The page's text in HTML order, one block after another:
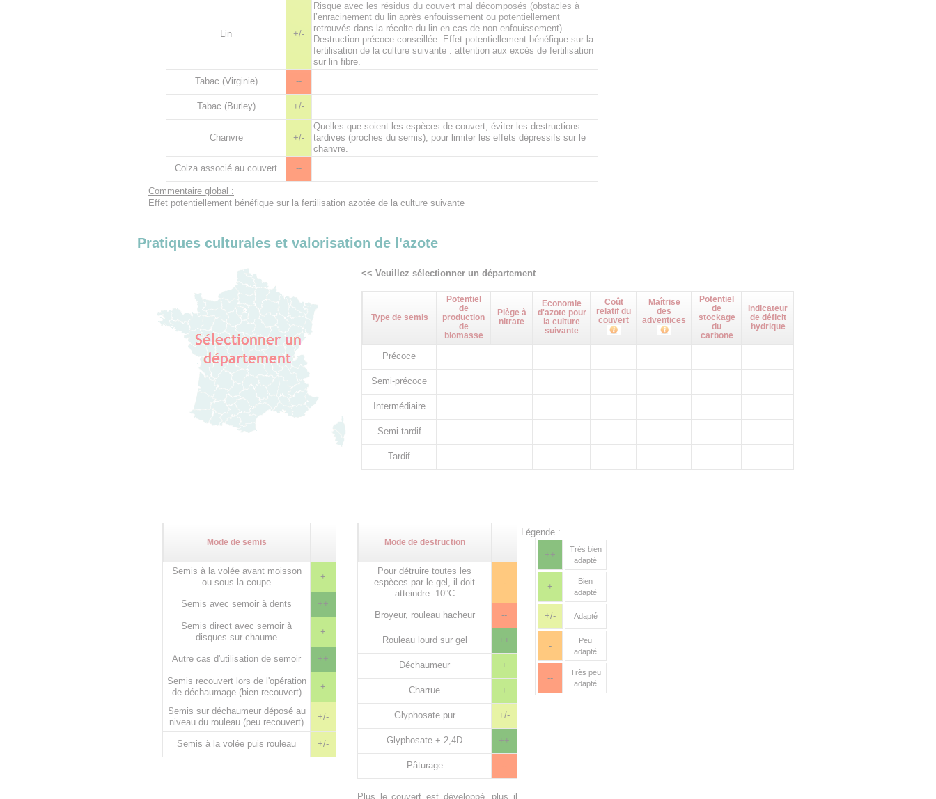
Lin +/-
Risque avec les résidus du couvert mal décomposés (obstacles à
l’enracinement du lin après enfouissement ou potentiellement
retrouvés dans la récolte du lin en cas de non enfouissement).
Destruction précoce conseillée. Effet potentiellement bénéfique sur la
fertilisation de la culture suivante : attention aux excès de fertilisation
sur lin fibre.
Tabac (Virginie)
--
Tabac (Burley) +/-
Chanvre +/-
Quelles que soient les espèces de couvert, éviter les destructions
tardives (proches du semis), pour limiter les effets dépressifs sur le
chanvre.
Colza associé au couvert
--
Commentaire global :
Effet potentiellement bénéfique sur la fertilisation azotée de la culture suivante
Pratiques culturales et valorisation de l'azote
<< Veuillez sélectionner un département
Type de semis
Potentiel
de
production
de
biomasse
Piège à
nitrate
Economie
d'azote pour
la culture
suivante
Coût
relatif du
couvert
Maîtrise
des
adventices
Potentiel
de
stockage
du
carbone
Indicateur
de déficit
hydrique
Précoce
Semi-précoce
Intermédiaire
Semi-tardif
Tardif
Mode de semis
Semis à la volée avant moisson
ou sous la coupe
+
Semis avec semoir à dents ++
Semis direct avec semoir à
disques sur chaume
+
Autre cas d'utilisation de semoir ++
Semis recouvert lors de l'opération
de déchaumage (bien recouvert)
+
Semis sur déchaumeur déposé au
niveau du rouleau (peu recouvert)
+/-
Semis à la volée puis rouleau +/-
Mode de destruction
Pour détruire toutes les
espèces par le gel, il doit
atteindre -10°C
-
Broyeur, rouleau hacheur --
Rouleau lourd sur gel ++
Déchaumeur +
Charrue +
Glyphosate pur +/-
Glyphosate + 2,4D ++
Pâturage --
Plus le couvert est développé, plus il
Légende :
++
Très bien
adapté
+
Bien
adapté
+/- Adapté
-
Peu
adapté
--
Très peu
adapté